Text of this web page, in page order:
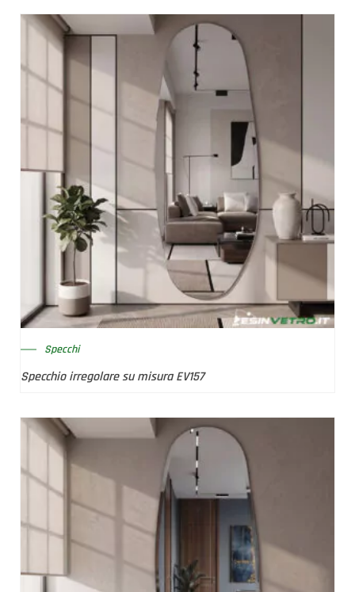
Specchi
Specchio irregolare su misura EV157